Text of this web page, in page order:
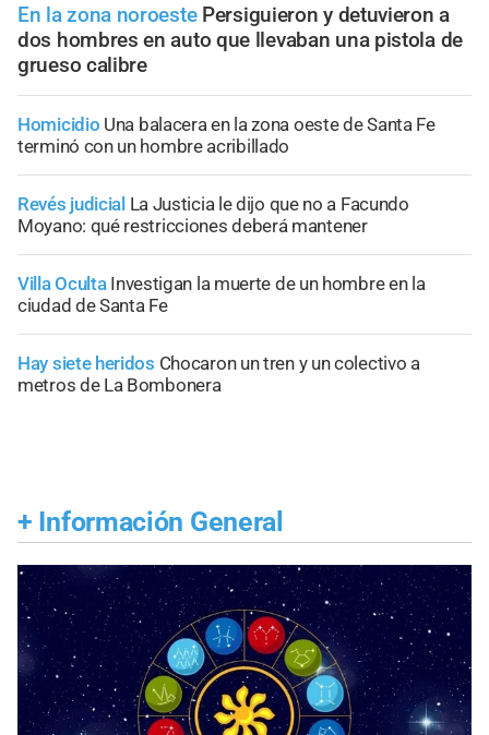
En la zona noroeste Persiguieron y detuvieron a
dos hombres en auto que llevaban una pistola de
grueso calibre
Homicidio Una balacera en la zona oeste de Santa Fe
terminó con un hombre acribillado
Revés judicial La Justicia le dijo que no a Facundo
Moyano: qué restricciones deberá mantener
Villa Oculta Investigan la muerte de un hombre en la
ciudad de Santa Fe
Hay siete heridos Chocaron un tren y un colectivo a
metros de La Bombonera
+ Información General